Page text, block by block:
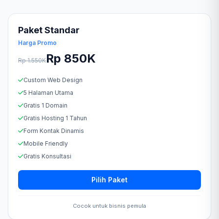
Paket Standar
Harga Promo
Rp 1.550KRp 850K
Custom Web Design
5 Halaman Utama
Gratis 1 Domain
Gratis Hosting 1 Tahun
Form Kontak Dinamis
Mobile Friendly
Gratis Konsultasi
Pilih Paket
Cocok untuk bisnis pemula